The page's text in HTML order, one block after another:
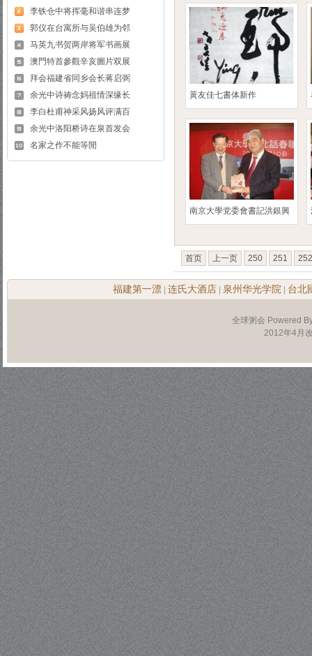
李铁仓中将挥毫和谐串连梦
郭仪在台寓所与吴伯雄为邻
马英九书贺两岸将军书画展
澳門特首參觀辛亥圖片双展
拜会福建省同乡会长蒋启弼
余光中诗祷念妈祖情深缘长
李白杜甫神采风扬风评满百
余光中洛阳桥诗在泉首发会
名家之作不能等閒
黃友佳七書体新作
南京大學党委會書記洪銀興
首页 上一页 250 251 252
福建第一漂 连氏大酒店 泉州华光学院 台北
全球粥会 Powered
2012年4月